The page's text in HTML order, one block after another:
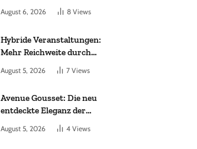
vollständiger leitfaden
August 6, 2026 8 Views
Hybride Veranstaltungen:
Mehr Reichweite durch
moderne Technik
August 5, 2026 7 Views
Avenue Gousset: Die neu
entdeckte Eleganz der
August 5, 2026 4 Views